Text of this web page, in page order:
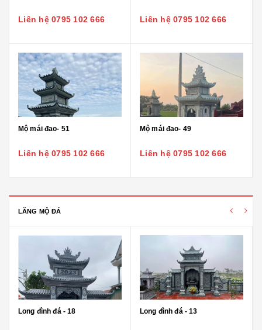
Liên hệ 0795 102 666
Mộ mái đao- 51
Liên hệ 0795 102 666
Liên hệ 0795 102 666
Mộ mái đao- 49
Liên hệ 0795 102 666
LĂNG MỘ ĐÁ
Long đình đá - 18 Long đình đá - 13